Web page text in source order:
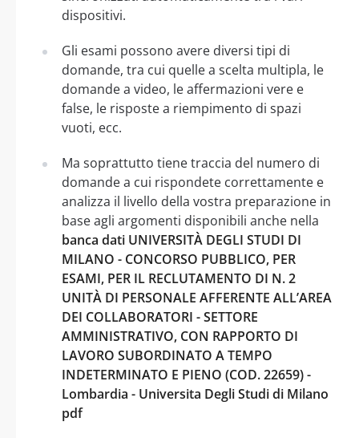
dispositivi.
Gli esami possono avere diversi tipi di
domande, tra cui quelle a scelta multipla, le
domande a video, le affermazioni vere e
false, le risposte a riempimento di spazi
vuoti, ecc.
Ma soprattutto tiene traccia del numero di
domande a cui rispondete correttamente e
analizza il livello della vostra preparazione in
base agli argomenti disponibili anche nella
banca dati UNIVERSITÀ DEGLI STUDI DI
MILANO - CONCORSO PUBBLICO, PER
ESAMI, PER IL RECLUTAMENTO DI N. 2
UNITÀ DI PERSONALE AFFERENTE ALL’AREA
DEI COLLABORATORI - SETTORE
AMMINISTRATIVO, CON RAPPORTO DI
LAVORO SUBORDINATO A TEMPO
INDETERMINATO E PIENO (COD. 22659) -
Lombardia - Universita Degli Studi di Milano
pdf